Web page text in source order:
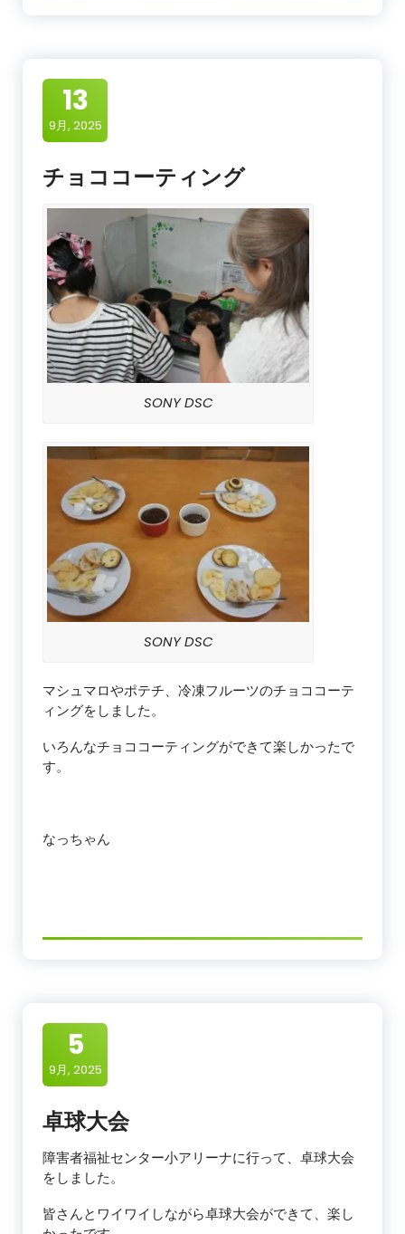
13
9月, 2025
チョココーティング
SONY DSC
SONY DSC
マシュマロやポテチ、冷凍フルーツのチョココーテ
ィングをしました。
いろんなチョココーティングができて楽しかったで
す。
なっちゃん
5
9月, 2025
卓球大会
障害者福祉センター小アリーナに行って、卓球大会
をしました。
皆さんとワイワイしながら卓球大会ができて、楽し